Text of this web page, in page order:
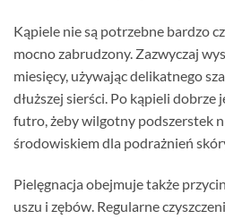
Kąpiele nie są potrzebne bardzo
mocno zabrudzony. Zazwyczaj
miesięcy, używając delikatnego
dłuższej sierści. Po kąpieli dobrze
futro, żeby wilgotny podszerstek
środowiskiem dla podrażnień
Pielęgnacja obejmuje także
uszu i zębów. Regularne